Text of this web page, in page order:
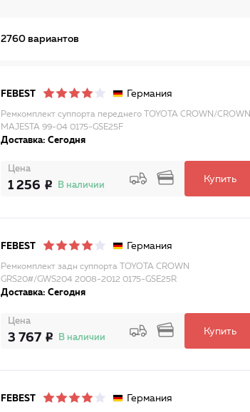
2760 вариантов
FEBEST Германия
Ремкомплект суппорта переднего TOYOTA CROWN/CROWN
MAJESTA 99-04 0175-GSE25F
Доставка: Сегодня
Цена
1 256 В наличии
Купить
FEBEST Германия
Ремкомплект задн суппорта TOYOTA CROWN
GRS20#/GWS204 2008-2012 0175-GSE25R
Доставка: Сегодня
Цена
3 767 В наличии
Купить
FEBEST Германия